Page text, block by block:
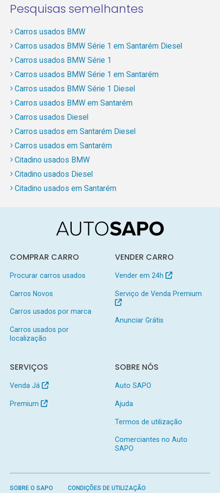
Pesquisas semelhantes
Carros usados BMW
Carros usados BMW Série 1 em Santarém Diesel
Carros usados BMW Série 1
Carros usados BMW Série 1 em Santarém
Carros usados BMW Série 1 Diesel
Carros usados BMW em Santarém
Carros usados Diesel
Carros usados em Santarém Diesel
Carros usados em Santarém
Citadino usados BMW
Citadino usados Diesel
Citadino usados em Santarém
COMPRAR CARRO
Procurar carros usados
Carros Novos
Carros usados por marca
Carros usados por
localização
VENDER CARRO
Vender em 24h
Serviço de Venda Premium
Anunciar Grátis
SERVIÇOS
Venda Já
Premium
SOBRE NÓS
Auto SAPO
Ajuda
Termos de utilização
Comerciantes no Auto
SAPO
SOBRE O SAPO CONDIÇÕES DE UTILIZAÇÃO